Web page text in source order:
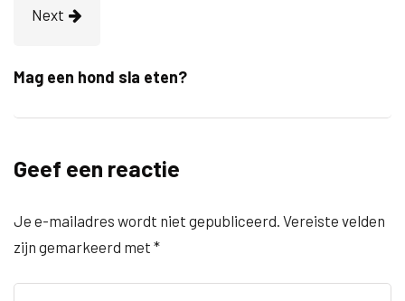
Next
Mag een hond sla eten?
Geef een reactie
Je e-mailadres wordt niet gepubliceerd. Vereiste velden
zijn gemarkeerd met *